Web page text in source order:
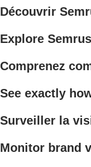
Découvrir
Explore
Comprenez
See exactly
Surveiller la
Monitor brand